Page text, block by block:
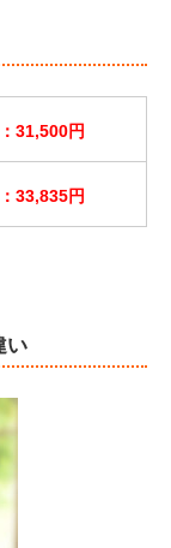
31,500円
33,835円
い